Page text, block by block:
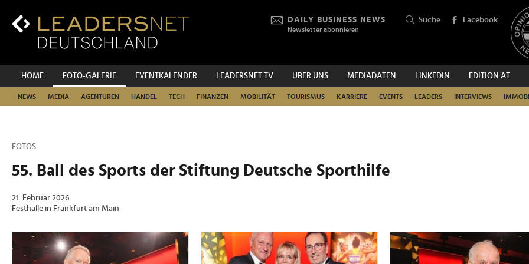
Inhalt
Hauptnavigation
DAILY BUSINESS NEWS
Newsletter abonnieren
Suche Facebook
HOME FOTO-GALERIE EVENTKALENDER LEADERSNET.TV ÜBER UNS MEDIADATEN LINKEDIN EDITION AT
NEWS MEDIA AGENTUREN HANDEL TECH FINANZEN MOBILITÄT TOURISMUS KARRIERE EVENTS LEADERS INTERVIEWS
SUCHEN
FOTOS
55. Ball des Sports der Stiftung Deutsche Sporthilfe
21. Februar 2026
Festhalle in Frankfurt am Main